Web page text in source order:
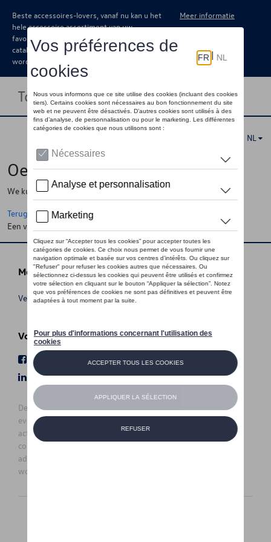
Beste accessoires-lovers, vanaf nu kan u het
hele accessoire assortiment van uw
favoriete merk terugvinden in de online
catalogus. Deze kunnen steeds besteld
worden via uw dealer.
Meer informatie
Toggle navigation
NL
Oeps !
We kunnen de pagina, de informatie die u zoekt niet vinden
Terug naar de startpagina
Een vraag ?
Meer info
Verkoopsvoorwaarden
Volg Ons
Facebook
Youtube
LinkedIn
Instagram
De prijzen op deze site zijn adviesprijzen (incl. btw), exclusief
eventuele installatiekosten. Voor meer informatie over de
actuele verkoopprijs en de eventuele installatiekosten kunt u
contact opnemen met uw concessiehouder / agent. De
adviesprijzen kunnen zonder voorafgaande kennisgeving
worden gewijzigd.